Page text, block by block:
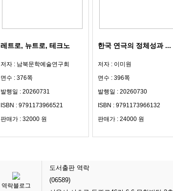
레트로, 뉴트로, 테크노
저자 : 남북문학예술연구회
면수 : 376쪽
발행일 : 20260731
ISBN : 9791173966521
판매가 : 32000 원
한국 연극의 정체성과 ...
저자 : 이미원
면수 : 396쪽
발행일 : 20260730
ISBN : 9791173966132
판매가 : 24000 원
역락블로그
도서출판 역락
(06589)